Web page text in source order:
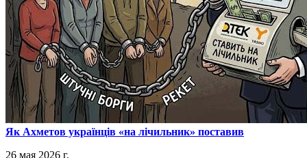
​Як Ахметов українців «на лічильник» поставив
26 мая 2026 г.